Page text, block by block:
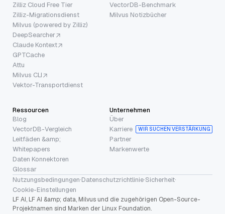
Zilliz Cloud Free Tier
Zilliz-Migrationsdienst
Milvus (powered by Zilliz)
DeepSearcher
Claude Kontext
GPTCache
Attu
Milvus CLI
Vektor-Transportdienst
VectorDB-Benchmark
Milvus Notizbücher
Ressourcen
Blog
VectorDB-Vergleich
Leitfäden &amp;
Whitepapers
Daten Konnektoren
Glossar
Unternehmen
Über
Karriere
WIR SUCHEN VERSTÄRKUNG
Partner
Markenwerte
Nutzungsbedingungen·Datenschutzrichtlinie·Sicherheit·
Cookie-Einstellungen
LF AI, LF AI &amp; data, Milvus und die zugehörigen Open-Source-
Projektnamen sind Marken der Linux Foundation.